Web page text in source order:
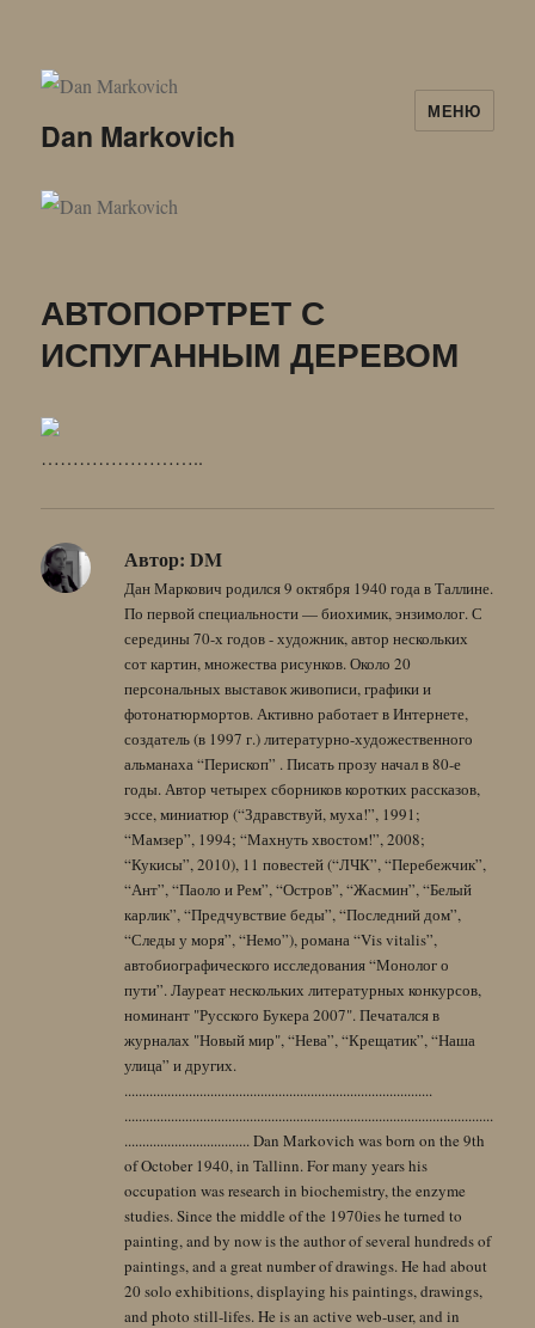
Dan Markovich
МЕНЮ
АВТОПОРТРЕТ С
ИСПУГАННЫМ ДЕРЕВОМ
……………………..
Автор: DM
Дан Маркович родился 9 октября 1940 года в Таллине.
По первой специальности — биохимик, энзимолог. С
середины 70-х годов - художник, автор нескольких
сот картин, множества рисунков. Около 20
персональных выставок живописи, графики и
фотонатюрмортов. Активно работает в Интернете,
создатель (в 1997 г.) литературно-художественного
альманаха “Перископ” . Писать прозу начал в 80-е
годы. Автор четырех сборников коротких рассказов,
эссе, миниатюр (“Здравствуй, муха!”, 1991;
“Мамзер”, 1994; “Махнуть хвостом!”, 2008;
“Кукисы”, 2010), 11 повестей (“ЛЧК”, “Перебежчик”,
“Ант”, “Паоло и Рем”, “Остров”, “Жасмин”, “Белый
карлик”, “Предчувствие беды”, “Последний дом”,
“Следы у моря”, “Немо”), романа “Vis vitalis”,
автобиографического исследования “Монолог о
пути”. Лауреат нескольких литературных конкурсов,
номинант "Русского Букера 2007". Печатался в
журналах "Новый мир", “Нева”, “Крещатик”, “Наша
улица” и других.
......................................................................................
.......................................................................................................
................................... Dan Markovich was born on the 9th
of October 1940, in Tallinn. For many years his
occupation was research in biochemistry, the enzyme
studies. Since the middle of the 1970ies he turned to
painting, and by now is the author of several hundreds of
paintings, and a great number of drawings. He had about
20 solo exhibitions, displaying his paintings, drawings,
and photo still-lifes. He is an active web-user, and in